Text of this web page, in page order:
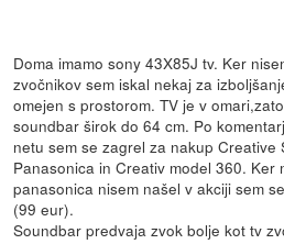
Doma imamo sony 43X85J tv. Ker
zvočnikov sem iskal nekaj za
omejen s prostorom. TV je v
soundbar širok do 64 cm. Po
netu sem se zagrel za nakup Creative
Panasonica in Creativ model 360. Ker
panasonica nisem našel v akciji sem
(99 eur).
Soundbar predvaja zvok bolje kot tv